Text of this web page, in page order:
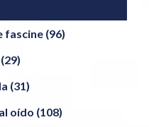
fascine (96)
(29)
(31)
oído (108)